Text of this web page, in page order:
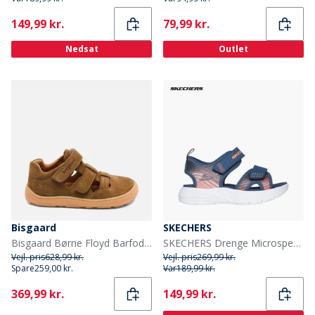
Current
149,99 kr.
Nedsat
Current
79,99 kr.
Outlet
Bisgaard
Bisgaard Børne Floyd Barfodssandaler Earth
Vejl. pris628,99 kr.
Spare259,00 kr.
Current
369,99 kr.
SKECHERS
SKECHERS Drenge Microspec Vandstænk Sandaler Navy
Vejl. pris269,99 kr.
Var189,99 kr.
Current
149,99 kr.